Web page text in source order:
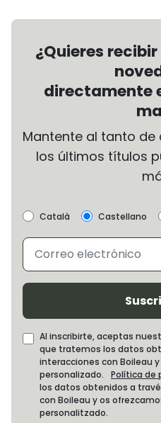
¿Quieres
directamente
Mantente al tanto de
los últimos títulos
Català Castellano
Al inscribirte, aceptas
que tratemos los datos
interacciones con Boileau
personalizado. Política de
los datos obtenidos a
con Boileau y os
personalitzado.